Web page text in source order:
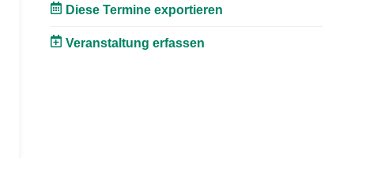
Diese Termine exportieren
Veranstaltung erfassen